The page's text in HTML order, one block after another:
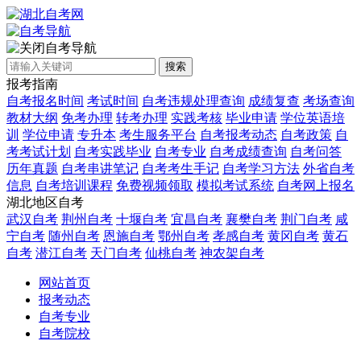
自考导航
搜索
报考指南
自考报名时间 考试时间 自考违规处理查询 成绩复查 考场查询
教材大纲 免考办理 转考办理 实践考核 毕业申请 学位英语培
训 学位申请 专升本 考生服务平台 自考报考动态 自考政策 自
考考试计划 自考实践毕业 自考专业 自考成绩查询 自考问答
历年真题 自考串讲笔记 自考考生手记 自考学习方法 外省自考
信息 自考培训课程 免费视频领取 模拟考试系统 自考网上报名
湖北地区自考
武汉自考 荆州自考 十堰自考 宜昌自考 襄樊自考 荆门自考 咸
宁自考 随州自考 恩施自考 鄂州自考 孝感自考 黄冈自考 黄石
自考 潜江自考 天门自考 仙桃自考 神农架自考
网站首页
报考动态
自考专业
自考院校